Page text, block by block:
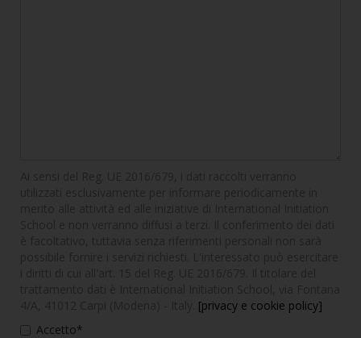
[privacy e cookie policy]
Accetto*